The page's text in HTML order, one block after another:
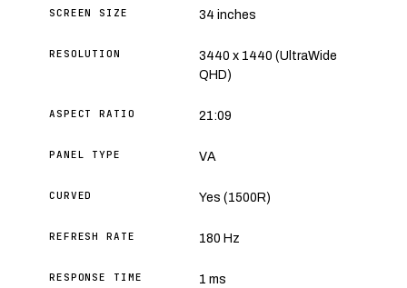
SCREEN SIZE 34 inches
RESOLUTION
3440 x 1440 (UltraWide
QHD)
ASPECT RATIO 21:09
PANEL TYPE VA
CURVED Yes (1500R)
REFRESH RATE 180 Hz
RESPONSE TIME 1 ms